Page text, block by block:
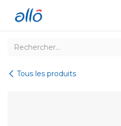
Tous les produits